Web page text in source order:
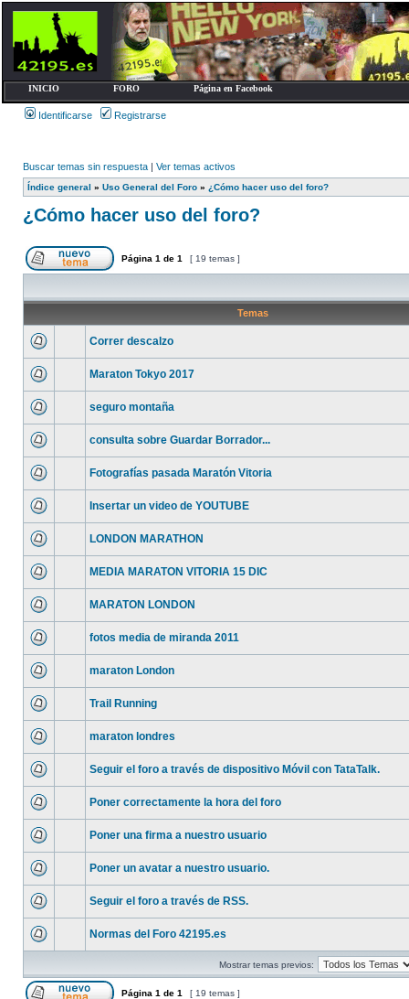
INICIO FORO Página en Facebook
Identificarse Registrarse
Buscar temas sin respuesta | Ver temas activos
Índice general » Uso General del Foro » ¿Cómo hacer uso del foro?
¿Cómo hacer uso del foro?
Página 1 de 1 [ 19 temas ]
Temas
Correr descalzo
Maraton Tokyo 2017
seguro montaña
consulta sobre Guardar Borrador...
Fotografías pasada Maratón Vitoria
Insertar un video de YOUTUBE
LONDON MARATHON
MEDIA MARATON VITORIA 15 DIC
MARATON LONDON
fotos media de miranda 2011
maraton London
Trail Running
maraton londres
Seguir el foro a través de dispositivo Móvil con TataTalk.
Poner correctamente la hora del foro
Poner una firma a nuestro usuario
Poner un avatar a nuestro usuario.
Seguir el foro a través de RSS.
Normas del Foro 42195.es
Mostrar temas previos:
Página 1 de 1 [ 19 temas ]